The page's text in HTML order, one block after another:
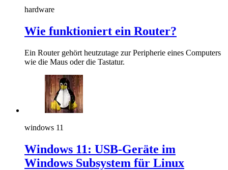
hardware
Wie funktioniert ein Router?
Ein Router gehört heutzutage zur Peripherie eines Computers
wie die Maus oder die Tastatur.
windows 11
Windows 11: USB-Geräte im
Windows Subsystem für Linux